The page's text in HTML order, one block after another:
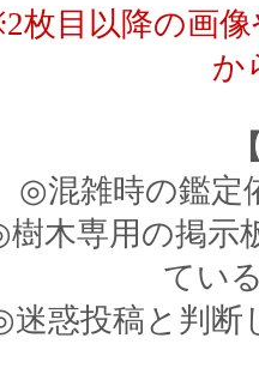
枚目以降の画
か
◎混雑時の鑑定
木専用の掲示
てい
惑投稿と判断